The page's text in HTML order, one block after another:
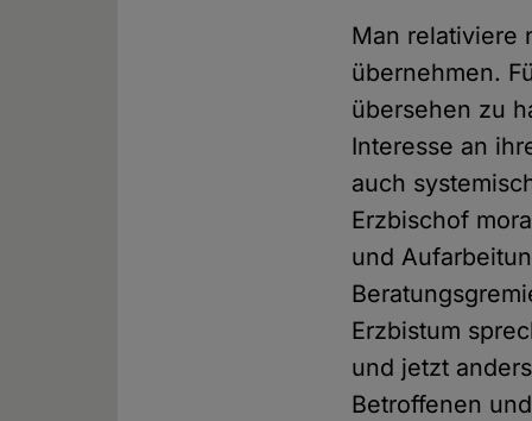
Man relativiere
übernehmen.
übersehen zu
Interesse an
auch
Erzbischof
und
Erzbistum
und jetzt
Betroffenen